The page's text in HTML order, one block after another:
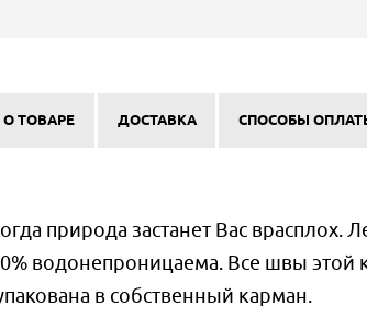
ТОВАРЕ ДОСТАВКА СПОСОБЫ
природа застанет Вас врасплох.
водонепроницаема. Все швы этой
в собственный карман.